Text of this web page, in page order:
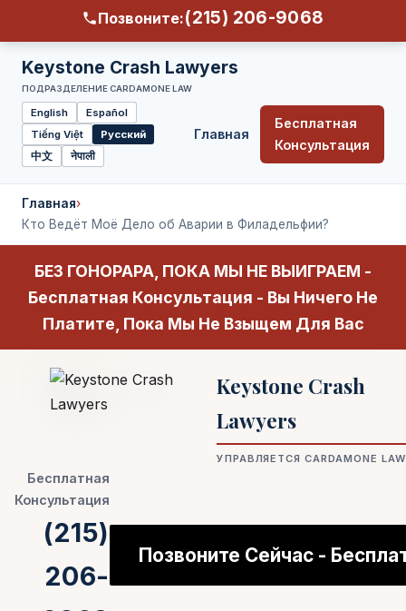
Позвоните:(215) 206-9068
Keystone Crash Lawyers
ПОДРАЗДЕЛЕНИЕ CARDAMONE LAW
Select
language
English
Español
Tiếng Việt
Русский
中文
नेपाली
Главная
Бесплатная
Консультация
Главная›
Кто Ведёт Моё Дело об Аварии в Филадельфии?
БЕЗ ГОНОРАРА, ПОКА МЫ НЕ ВЫИГРАЕМ -
Бесплатная Консультация - Вы Ничего Не
Платите, Пока Мы Не Взыщем Для Вас
Keystone Crash
Lawyers
УПРАВЛЯЕТСЯ CARDAMONE LAW
Бесплатная
Консультация
(215)
206-
Позвоните Сейчас -